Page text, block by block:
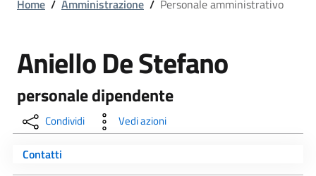
Home / Amministrazione / Personale amministrativo
Aniello De Stefano
personale dipendente
Condividi Vedi azioni
Contatti